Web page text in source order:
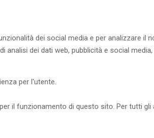
dei social media e per analizzare il
dei dati web, pubblicità e social
per l'utente.
il funzionamento di questo sito. Per tutti gli